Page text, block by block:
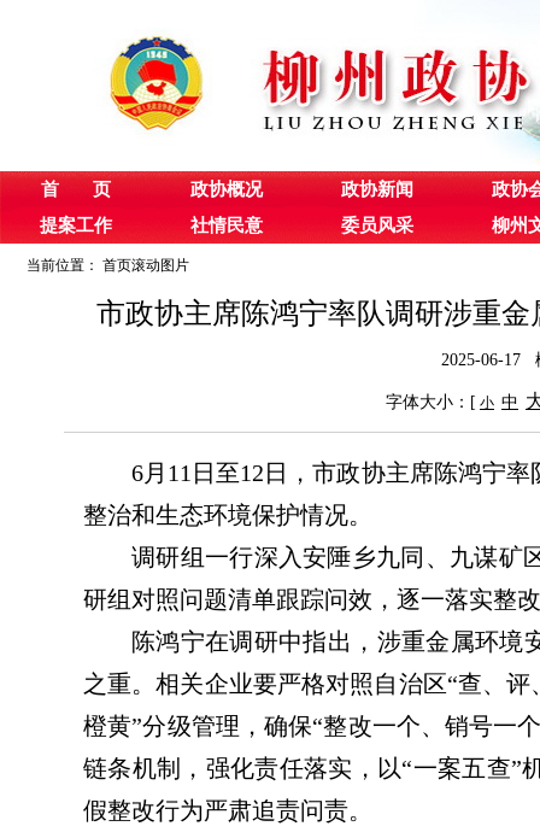
首 页 政协概况 政协新闻
政协
提案工作
社情民意 委员风采 柳州
当前位置： 首页滚动图片
市政协主席陈鸿宁率队调研涉重
2025-06-17
字体大小：[ 小 中
6月11日至12日，市政协主席陈鸿宁
整治和生态环境保护情况。
调研组一行深入安陲乡九同、九谋矿
研组对照问题清单跟踪问效，逐一落实整
陈鸿宁在调研中指出，涉重金属环境
之重。相关企业要严格对照自治区“查、
橙黄”分级管理，确保“整改一个、销号一
链条机制，强化责任落实，以“一案五查”
假整改行为严肃追责问责。